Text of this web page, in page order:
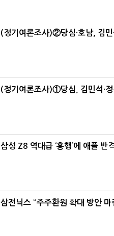
(정기여론조사)②당심·호남, 김
(정기여론조사)①당심, 김민석·
삼성 Z8 역대급 ‘흥행’에 애플 반
삼전닉스 “주주환원 확대 방안